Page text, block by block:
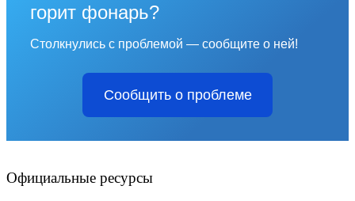
горит фонарь?
Столкнулись с проблемой — сообщите о ней!
Сообщить о проблеме
Официальные ресурсы